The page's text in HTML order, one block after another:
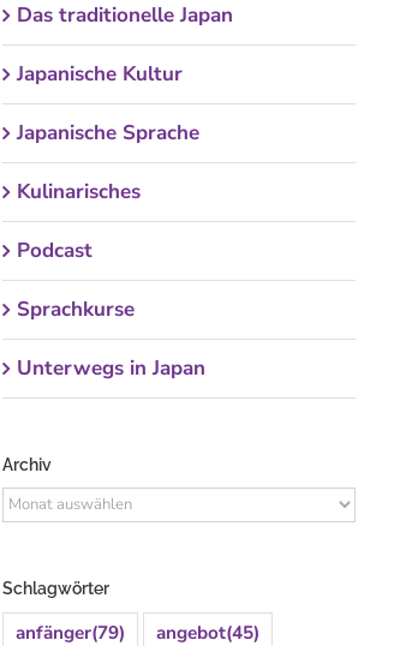
Das traditionelle Japan
Japanische Kultur
Japanische Sprache
Kulinarisches
Podcast
Sprachkurse
Unterwegs in Japan
Archiv
Archiv
Schlagwörter
anfänger(79) angebot(45)